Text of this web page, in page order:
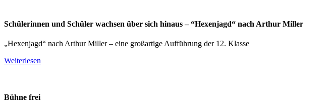
Schülerinnen und Schüler wachsen über sich hinaus – “Hexenjagd“ nach Arthur Miller
„Hexenjagd“ nach Arthur Miller – eine großartige Aufführung der 12. Klasse
Weiterlesen
Bühne frei